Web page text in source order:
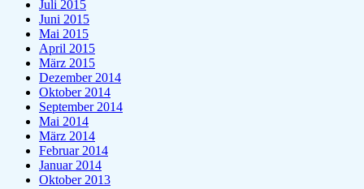
Juli 2015
Juni 2015
Mai 2015
April 2015
März 2015
Dezember 2014
Oktober 2014
September 2014
Mai 2014
März 2014
Februar 2014
Januar 2014
Oktober 2013